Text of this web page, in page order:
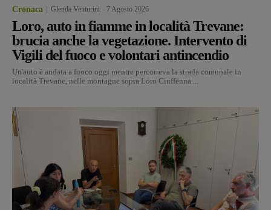
Cronaca Glenda Venturini 7 Agosto 2026
Loro, auto in fiamme in località Trevane:
brucia anche la vegetazione. Intervento di
Vigili del fuoco e volontari antincendio
Un'auto è andata a fuoco oggi mentre percorreva la strada comunale in
località Trevane, nelle montagne sopra Loro Ciuffenna....